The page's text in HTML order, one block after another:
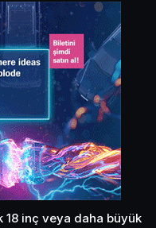
inç veya daha büyük